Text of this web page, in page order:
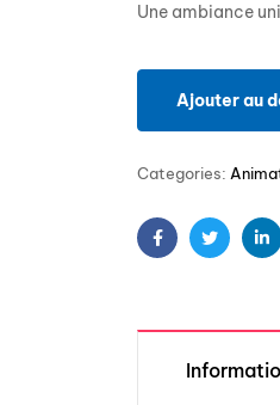
Une ambiance
Ajouter au
Categories:
FacebookTwitter